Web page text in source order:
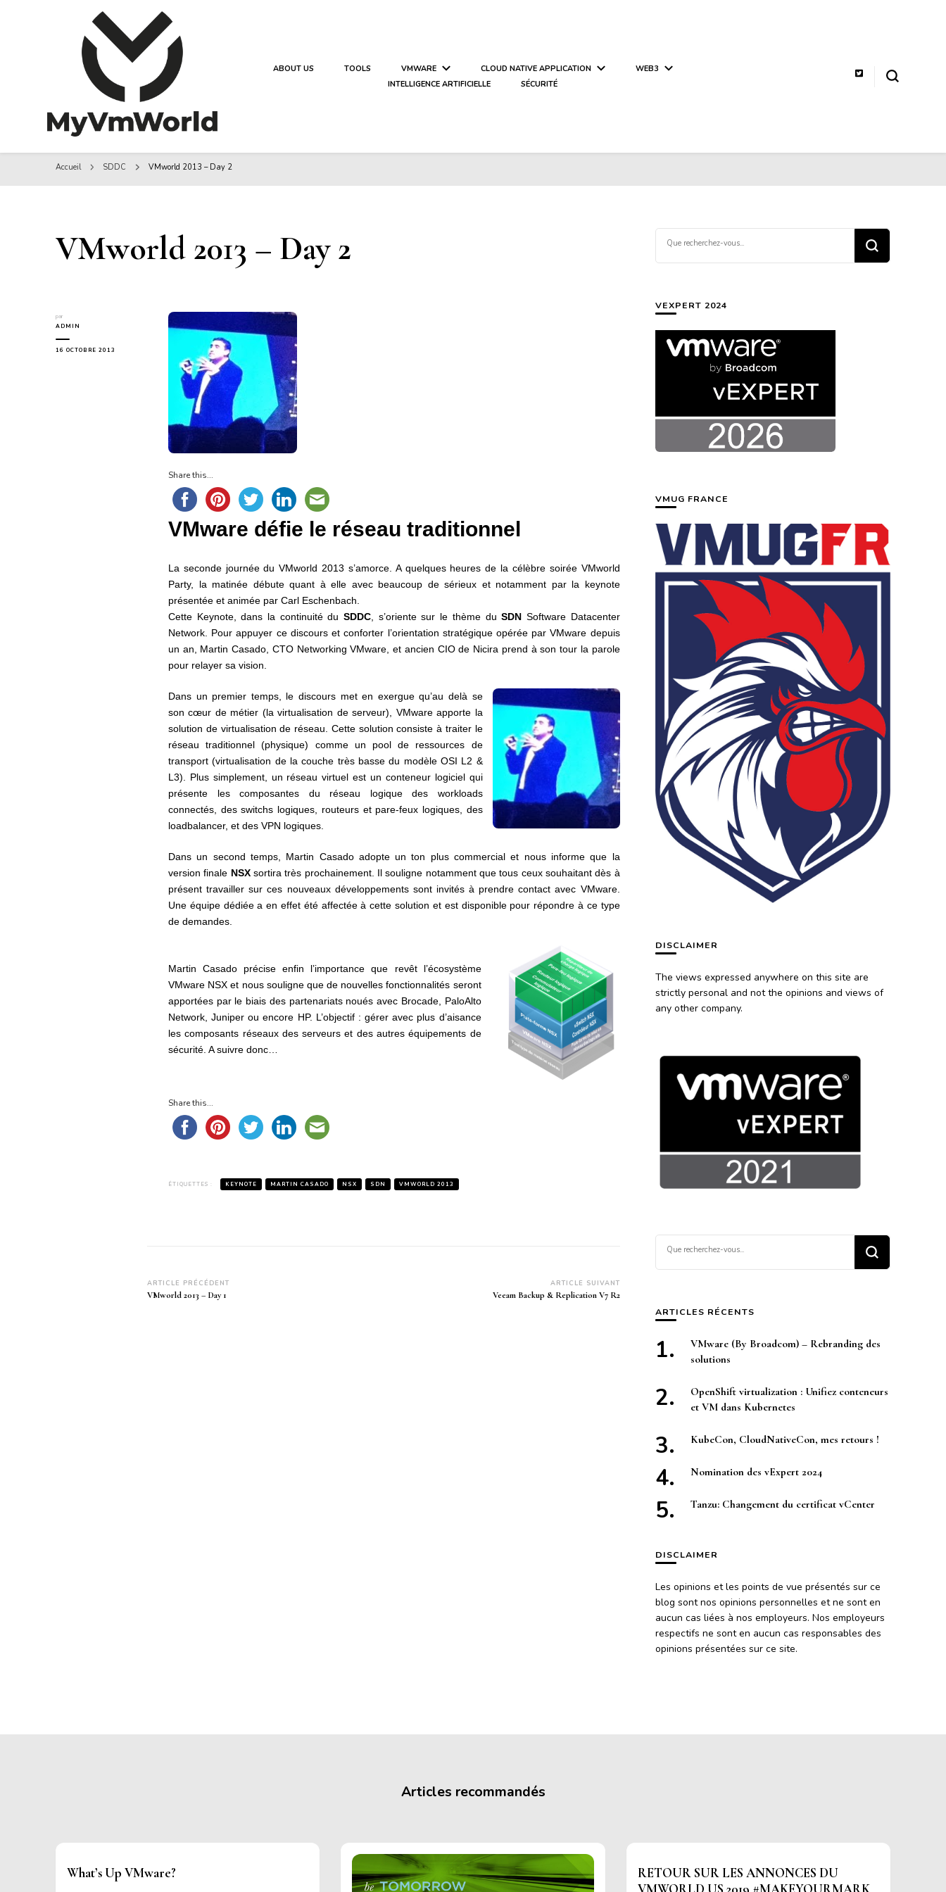
MyVMworld
MyVMworld
ABOUT US TOOLS VMWARE CLOUD NATIVE APPLICATION
WEB3
INTELLIGENCE ARTIFICIELLE
SÉCURITÉ
Accueil SDDC VMworld 2013 – Day 2
VMworld 2013 – Day 2
par
ADMIN
16 OCTOBRE 2013
Share this...
VMware défie le réseau traditionnel
La seconde journée du VMworld 2013 s’amorce. A quelques heures de la célèbre soirée VMworld
Party, la matinée débute quant à elle avec beaucoup de sérieux et notamment par la keynote
présentée et animée par Carl Eschenbach.
Cette Keynote, dans la continuité duSDDC, s’oriente sur le thème duSDN Software Datacenter
Network. Pour appuyer ce discours et conforter l’orientation stratégique opérée par VMware depuis
un an, Martin Casado, CTO Networking VMware, et ancien CIO de Nicira prend à son tour la parole
pour relayer sa vision.
Dans un premier temps, le discours met en exergue qu’au delà se
son cœur de métier (la virtualisation de serveur), VMware apporte la
solution de virtualisation de réseau. Cette solution consiste à traiter le
réseau traditionnel (physique) comme un pool de ressources de
transport (virtualisation de la couche très basse du modèle OSI L2 &
L3). Plus simplement, un réseau virtuel est un conteneur logiciel qui
présente les composantes du réseau logique des workloads
connectés, des switchs logiques, routeurs et pare-feux logiques, des
loadbalancer, et des VPN logiques.
Dans un second temps, Martin Casado adopte un ton plus commercial et nous informe que la
version finale NSXsortira très prochainement. Il souligne notamment que tous ceux souhaitant dès à
présent travailler sur ces nouveaux développements sont invités à prendre contact avec VMware.
Une équipe dédiée a en effet été affectée à cette solution et est disponible pour répondre à ce type
de demandes.
Martin Casado précise enfin l’importance que revêt l’écosystème
VMware NSX et nous souligne que de nouvelles fonctionnalités seront
apportées par le biais des partenariats noués avec Brocade, PaloAlto
Network, Juniper ou encore HP. L’objectif : gérer avec plus d’aisance
les composants réseaux des serveurs et des autres équipements de
sécurité. A suivre donc…
Share this...
ÉTIQUETTES : KEYNOTE MARTIN CASADO NSX SDN VMWORLD 2013
Navigation
d’article
ARTICLE PRÉCÉDENT
VMworld 2013 – Day 1
ARTICLE SUIVANT
Veeam Backup & Replication V7 R2
recherchiez
quelque
VEXPERT 2024
VMUG FRANCE
DISCLAIMER
The views expressed anywhere on this site are
strictly personal and not the opinions and views of
any other company.
recherchiez
quelque
ARTICLES RÉCENTS
VMware (By Broadcom) – Rebranding des
solutions
OpenShift virtualization : Unifiez conteneurs
et VM dans Kubernetes
KubeCon, CloudNativeCon, mes retours !
Nomination des vExpert 2024
Tanzu: Changement du certificat vCenter
DISCLAIMER
Les opinions et les points de vue présentés sur ce
blog sont nos opinions personnelles et ne sont en
aucun cas liées à nos employeurs. Nos employeurs
respectifs ne sont en aucun cas responsables des
opinions présentées sur ce site.
Articles recommandés
What’s Up VMware?
RETOUR SUR LES ANNONCES DU